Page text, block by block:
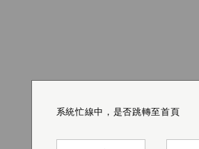
系統忙線中，是否跳轉至首頁
系統忙線中，是否跳轉至首頁
系統忙線中，是否跳轉至首頁
系統忙線中，是否跳轉至首頁
系統忙線中，是否跳轉至首頁